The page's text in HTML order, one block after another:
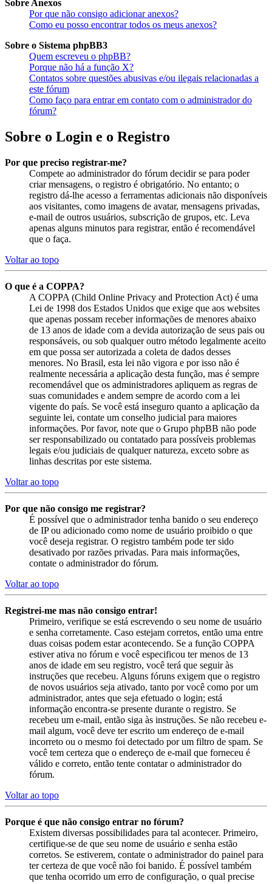
Sobre Anexos
Por que não consigo adicionar anexos?
Como eu posso encontrar todos os meus anexos?
Sobre o Sistema phpBB3
Quem escreveu o phpBB?
Porque não há a função X?
Contatos sobre questões abusivas e/ou ilegais relacionadas a
este fórum
Como faço para entrar em contato com o administrador do
fórum?
Sobre o Login e o Registro
Por que preciso registrar-me?
Compete ao administrador do fórum decidir se para poder
criar mensagens, o registro é obrigatório. No entanto; o
registro dá-lhe acesso a ferramentas adicionais não disponíveis
aos visitantes, como imagens de avatar, mensagens privadas,
e-mail de outros usuários, subscrição de grupos, etc. Leva
apenas alguns minutos para registrar, então é recomendável
que o faça.
Voltar ao topo
O que é a COPPA?
A COPPA (Child Online Privacy and Protection Act) é uma
Lei de 1998 dos Estados Unidos que exige que aos websites
que apenas possam receber informações de menores abaixo
de 13 anos de idade com a devida autorização de seus pais ou
responsáveis, ou sob qualquer outro método legalmente aceito
em que possa ser autorizada a coleta de dados desses
menores. No Brasil, esta lei não vigora e por isso não é
realmente necessária a aplicação desta função, mas é sempre
recomendável que os administradores apliquem as regras de
suas comunidades e andem sempre de acordo com a lei
vigente do país. Se você está inseguro quanto a aplicação da
seguinte lei, contate um conselho judicial para maiores
informações. Por favor, note que o Grupo phpBB não pode
ser responsabilizado ou contatado para possíveis problemas
legais e/ou judiciais de qualquer natureza, exceto sobre as
linhas descritas por este sistema.
Voltar ao topo
Por que não consigo me registrar?
É possível que o administrador tenha banido o seu endereço
de IP ou adicionado como nome de usuário proibido o que
você deseja registrar. O registro também pode ter sido
desativado por razões privadas. Para mais informações,
contate o administrador do fórum.
Voltar ao topo
Registrei-me mas não consigo entrar!
Primeiro, verifique se está escrevendo o seu nome de usuário
e senha corretamente. Caso estejam corretos, então uma entre
duas coisas podem estar acontecendo. Se a função COPPA
estiver ativa no fórum e você especificou ter menos de 13
anos de idade em seu registro, você terá que seguir às
instruções que recebeu. Alguns fóruns exigem que o registro
de novos usuários seja ativado, tanto por você como por um
administrador, antes que seja efetuado o login; está
informação encontra-se presente durante o registro. Se
recebeu um e-mail, então siga às instruções. Se não recebeu e-
mail algum, você deve ter escrito um endereço de e-mail
incorreto ou o mesmo foi detectado por um filtro de spam. Se
você tem certeza que o endereço de e-mail que forneceu é
válido e correto, então tente contatar o administrador do
fórum.
Voltar ao topo
Porque é que não consigo entrar no fórum?
Existem diversas possibilidades para tal acontecer. Primeiro,
certifique-se de que seu nome de usuário e senha estão
corretos. Se estiverem, contate o administrador do painel para
ter certeza de que você não foi banido. É possível também
que tenha ocorrido um erro de configuração, o qual precise